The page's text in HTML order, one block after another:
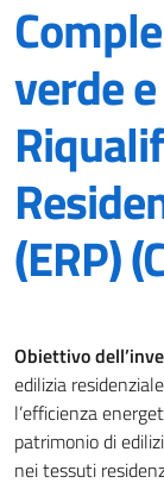
verde
(ERP)
Obiettivo
edilizia
l’efficienza
patrimonio di
nei tessuti